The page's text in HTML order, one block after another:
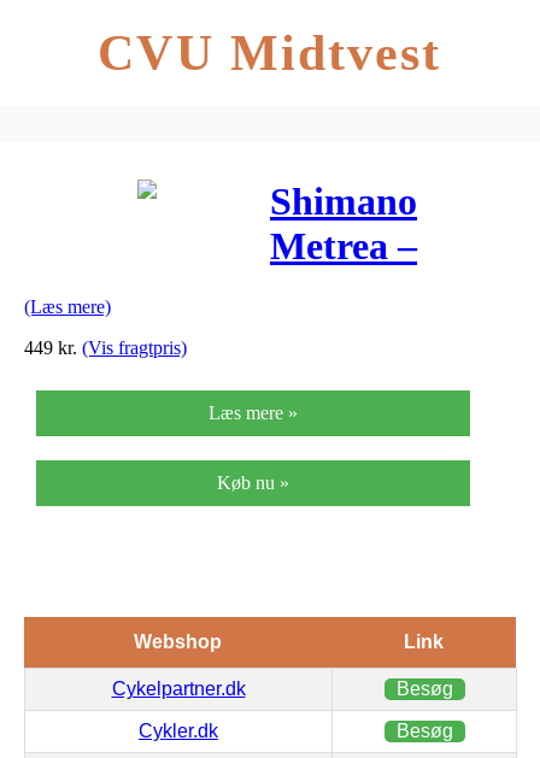
CVU Midtvest
Shimano
Metrea –
11-speed
(Læs mere)
449 kr. (Vis fragtpris)
Læs mere »
Køb nu »
Webshop Link
Cykelpartner.dk Besøg
Cykler.dk Besøg